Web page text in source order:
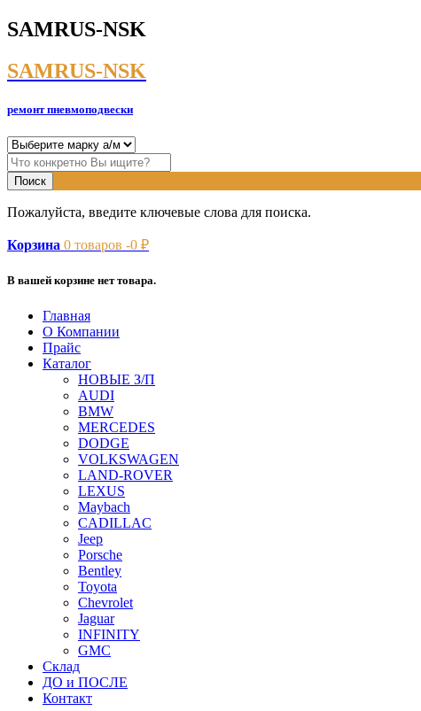
SAMRUS-NSK
SAMRUS-NSK
ремонт пневмоподвески
Пожалуйста, введите ключевые слова для поиска.
Корзина 0 товаров -0 ₽
В вашей корзине нет товара.
Главная
О Компании
Прайс
Каталог
НОВЫЕ З/П
AUDI
BMW
MERCEDES
DODGE
VOLKSWAGEN
LAND-ROVER
LEXUS
Maybach
CADILLAC
Jeep
Porsche
Bentley
Toyota
Chevrolet
Jaguar
INFINITY
GMC
Склад
ДО и ПОСЛЕ
Контакт